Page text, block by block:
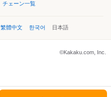
チェーン一覧
繁體中文 한국어 日本語
©Kakaku.com, Inc.